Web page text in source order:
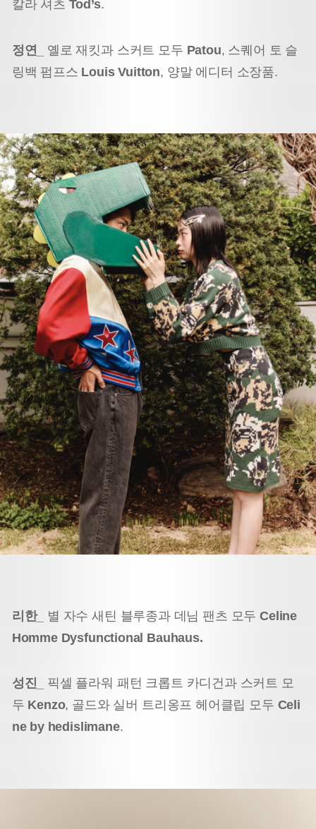
칼라 셔츠 Tod’s.
정연_ 옐로 재킷과 스커트 모두 Patou, 스퀘어 토 슬
링백 펌프스 Louis Vuitton, 양말 에디터 소장품.
리한_ 별 자수 새틴 블루종과 데님 팬츠 모두Celine
Homme Dysfunctional Bauhaus.
성진_ 픽셀 플라워 패턴 크롭트 카디건과 스커트 모
두 Kenzo, 골드와 실버 트리옹프 헤어클립 모두 Celi
ne by hedislimane.